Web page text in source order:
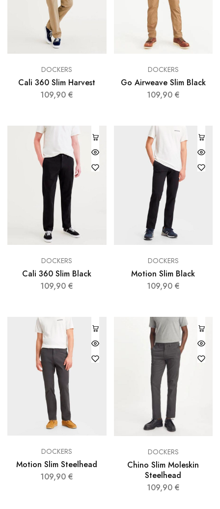
DOCKERS
Cali 360 Slim Harvest
109,90€
DOCKERS
Go Airweave Slim Black
109,90 €
DOCKERS
Cali 360 Slim Black
109,90€
DOCKERS
Motion Slim Black
109,90 €
DOCKERS
Motion Slim Steelhead
109,90€
DOCKERS
Chino Slim Moleskin
Steelhead
109,90 €